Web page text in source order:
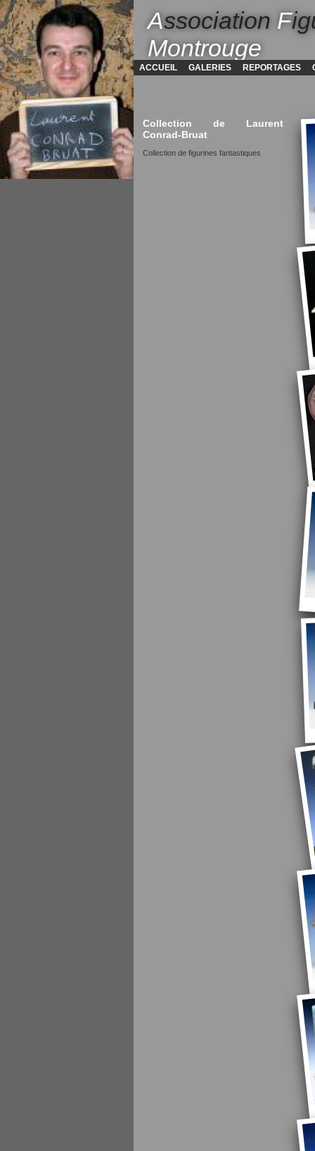
Association F
Montrouge
ACCUEIL GALERIES REPORTAGES
Collection de Laurent
Conrad-Bruat
Collection de figurines fantastiques